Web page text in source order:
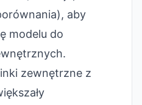
aby
modelu do
zewnętrzne z